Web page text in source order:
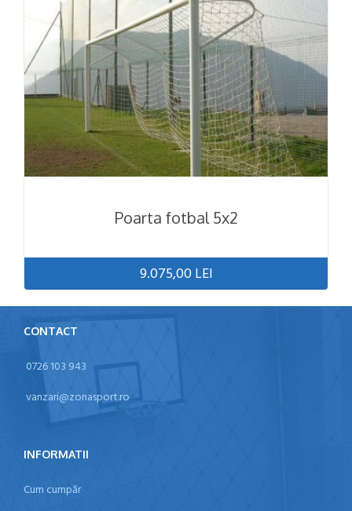
Poarta fotbal 5x2
9.075,00 LEI
CONTACT
0726 103 943
vanzari@zonasport.ro
INFORMATII
Cum cumpăr